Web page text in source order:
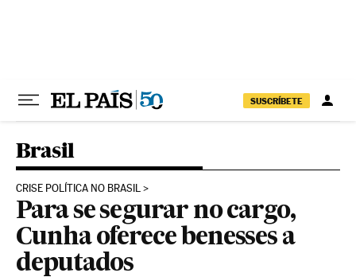
SUSCRÍBETE
Brasil
CRISE POLÍTICA NO BRASIL
Para se segurar no cargo,
Cunha oferece benesses a
deputados